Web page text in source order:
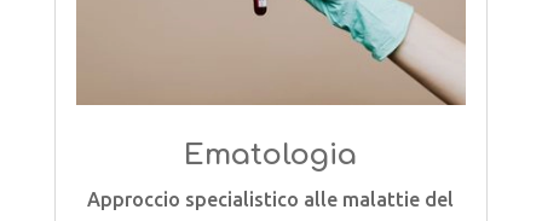
Ematologia
Approccio specialistico alle malattie del